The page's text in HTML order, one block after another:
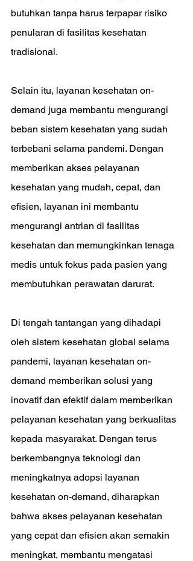
butuhkan tanpa harus terpapar risiko
penularan di fasilitas kesehatan
tradisional.
Selain itu, layanan kesehatan on-
demand juga membantu mengurangi
beban sistem kesehatan yang sudah
terbebani selama pandemi. Dengan
memberikan akses pelayanan
kesehatan yang mudah, cepat, dan
efisien, layanan ini membantu
mengurangi antrian di fasilitas
kesehatan dan memungkinkan tenaga
medis untuk fokus pada pasien yang
membutuhkan perawatan darurat.
Di tengah tantangan yang dihadapi
oleh sistem kesehatan global selama
pandemi, layanan kesehatan on-
demand memberikan solusi yang
inovatif dan efektif dalam memberikan
pelayanan kesehatan yang berkualitas
kepada masyarakat. Dengan terus
berkembangnya teknologi dan
meningkatnya adopsi layanan
kesehatan on-demand, diharapkan
bahwa akses pelayanan kesehatan
yang cepat dan efisien akan semakin
meningkat, membantu mengatasi